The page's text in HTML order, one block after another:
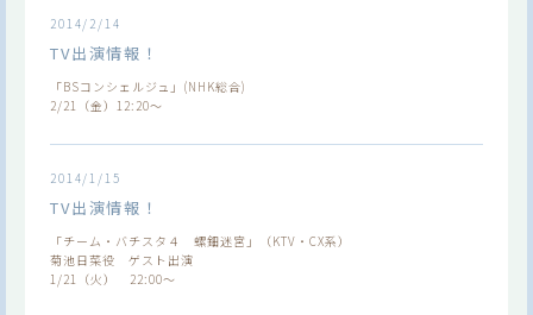
2014/2/14
TV出演情報！
「BSコンシェルジュ」(NHK総合)
2/21（金）12:20～
2014/1/15
TV出演情報！
「チーム・バチスタ４ 螺鈿迷宮」（KTV・CX系）
菊池日菜役 ゲスト出演
1/21（火） 22:00～